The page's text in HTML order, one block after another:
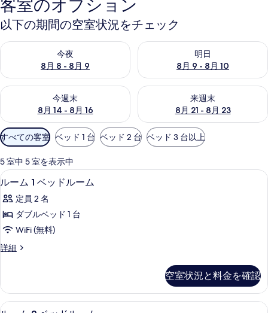
客室のオプション
以下の期間の空室状況をチェック
今夜
8月 8 - 8月 9
今夜 8月 8 - 8月 9 の空室状況をチェック
明日
8月 9 - 8月 10
明日 8月 9 - 8月 10 の空室状
今週末
8月 14 - 8月 16
今週末 8月 14 - 8月 16 の空室状況をチェック
来週末
8月 21 - 8月 23
来週末 8月 21 - 8月 23 の空室
利
用
可
能
な
客
室
の
り
条
件
すべての客室 ベッド 1 台 ベッド 2 台 ベッド 3 台以上
5 室中 5 室を表示中
ル
ー
ム
1
ベ
ッ
ル
ー
ミニバー、セーフティボックス (室
6
ルーム 1 ベッドルーム
定員 2 名
ダブルベッド 1 台
WiFi (無料)
詳細
ル
ベ
ッ
空室状況と料金を確認
ル
ルーム 2 ベッドルーム | ミニバー、